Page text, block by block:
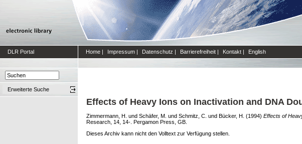
DLR Portal Home | Impressum | Datenschutz | Barrierefreiheit | Kontakt | English
Erweiterte Suche
Effects of Heavy Ions on Inactivation and DNA
Zimmermann, H. und Schäfer, M. und Schmitz, C. und Bücker, H. (1994) Effects of
Research, 14, 14-. Pergamon Press, GB.
Dieses Archiv kann nicht den Volltext zur Verfügung stellen.